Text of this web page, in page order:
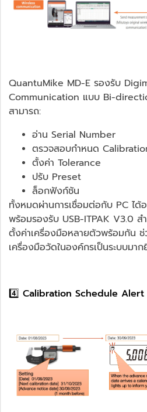
QuantuMike MD-E รองรับ
Communication แบบ Bi-
สามารถ:
อ่าน Serial Number
ตรวจสอบกำหนด
ตั้งค่า Tolerance
ปรับ Preset
ล็อกฟังก์ชัน
ทั้งหมดผ่านการเชื่อมต่อกับ PC ได้
พร้อมรองรับ USB-ITPAK V3.0 ส
ตั้งค่าเครื่องมือหลายตัวพร้อมกัน ช่
เครื่องมือวัดในองค์กรเป็นระบบมา
4️⃣ Calibration Schedule Alert